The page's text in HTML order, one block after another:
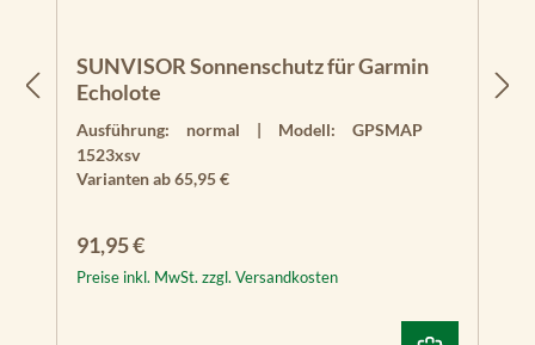
SUNVISOR Sonnenschutz für Garmin
Echolote
Ausführung: normal | Modell: GPSMAP
1523xsv
Varianten ab65,95 €
Regulärer Preis:
91,95 €
Preise inkl. MwSt. zzgl. Versandkosten